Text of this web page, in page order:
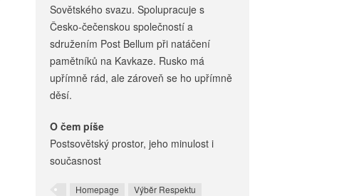
Sovětského svazu. Spolupracuje s
Česko-čečenskou společností a
sdružením Post Bellum při natáčení
pamětníků na Kavkaze. Rusko má
upřímně rád, ale zároveň se ho upřímně
děsí.
O čem píše
Postsovětský prostor, jeho minulost i
současnost
Homepage
Výběr Respektu